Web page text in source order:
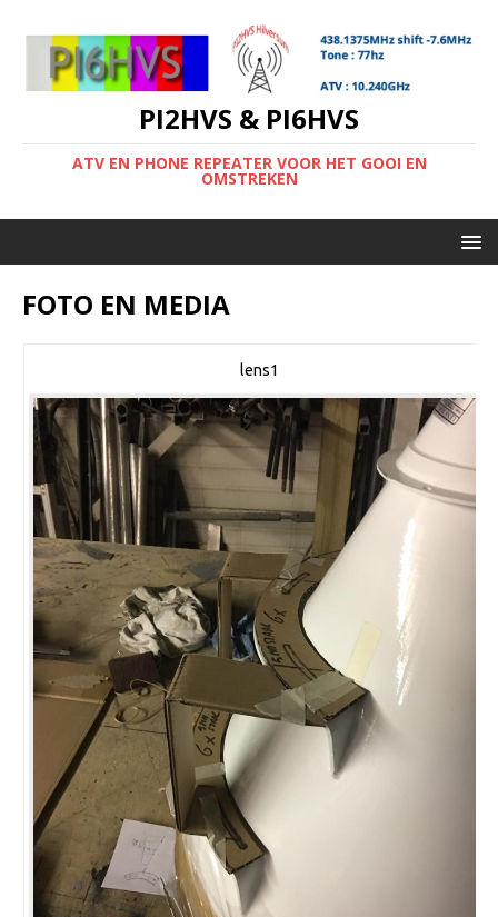
PI2HVS & PI6HVS
ATV EN PHONE REPEATER VOOR HET GOOI EN
OMSTREKEN
FOTO EN MEDIA
lens1